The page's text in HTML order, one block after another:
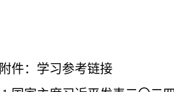
附件：学习参考链接